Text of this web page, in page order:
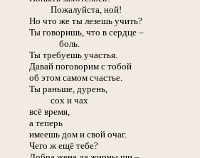
Пожалуйста, ной!
Но что же ты лезешь учить?
Ты говоришь, что в сердце –
боль.
Ты требуешь участья.
Давай поговорим с тобой
об этом самом счастье.
Ты раньше, дурень,
сох и чах
всё время,
а теперь
имеешь дом и свой очаг.
Чего ж ещё тебе?